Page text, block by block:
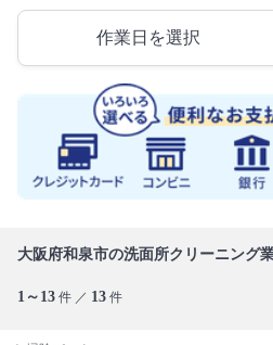
作業日を選択
大阪府和泉市の洗面所クリーニング
1～13 件 ／ 13 件